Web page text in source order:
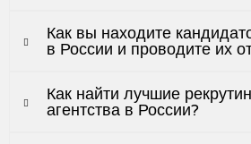
Как вы находите
в России и проводите их
Как найти лучшие
агентства в России?